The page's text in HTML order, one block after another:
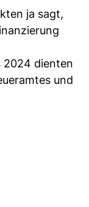
ja sagt,
2024 dienten
und